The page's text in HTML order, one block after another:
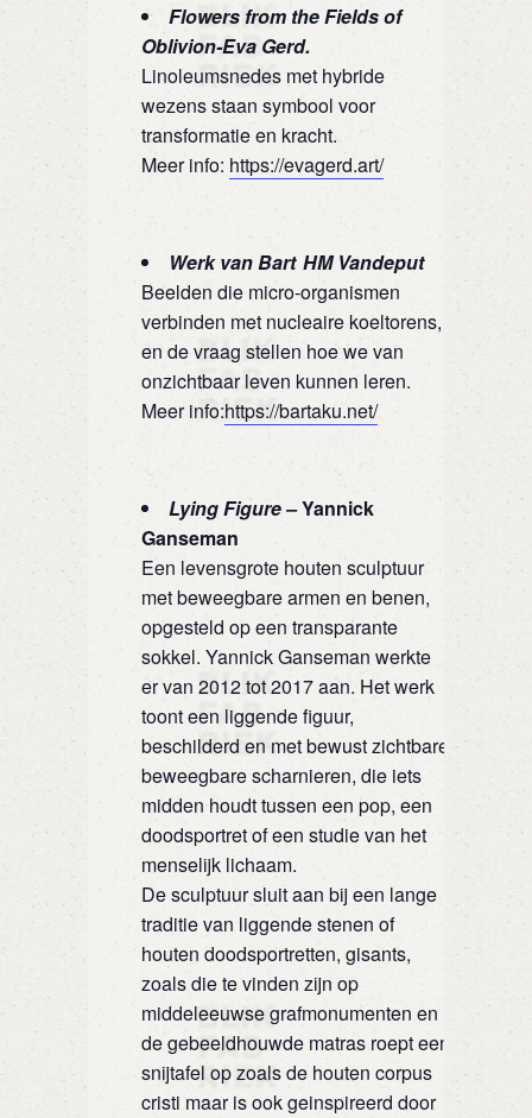
Flowers from the Fields of
Oblivion-Eva Gerd.
Linoleumsnedes met hybride
wezens staan symbool voor
transformatie en kracht.
Meer info: https://evagerd.art/
Werk van Bart HM Vandeput
Beelden die micro‑organismen
verbinden met nucleaire koeltorens,
en de vraag stellen hoe we van
onzichtbaar leven kunnen leren.
Meer info:https://bartaku.net/
Lying Figure –Yannick
Ganseman
Een levensgrote houten sculptuur
met beweegbare armen en benen,
opgesteld op een transparante
sokkel. Yannick Ganseman werkte
er van 2012 tot 2017 aan. Het werk
toont een liggende figuur,
beschilderd en met bewust zichtbare
beweegbare scharnieren, die iets
midden houdt tussen een pop, een
doodsportret of een studie van het
menselijk lichaam.
De sculptuur sluit aan bij een lange
traditie van liggende stenen of
houten doodsportretten, gisants,
zoals die te vinden zijn op
middeleeuwse grafmonumenten en
de gebeeldhouwde matras roept een
snijtafel op zoals de houten corpus
cristi maar is ook geinspireerd door